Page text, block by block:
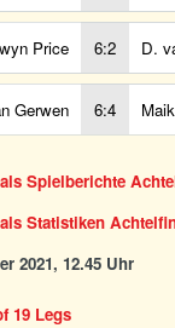
Price 6:2 D.
Gerwen 6:4
Spielberichte
Statistiken
2021, 12.45 Uhr
19 Legs